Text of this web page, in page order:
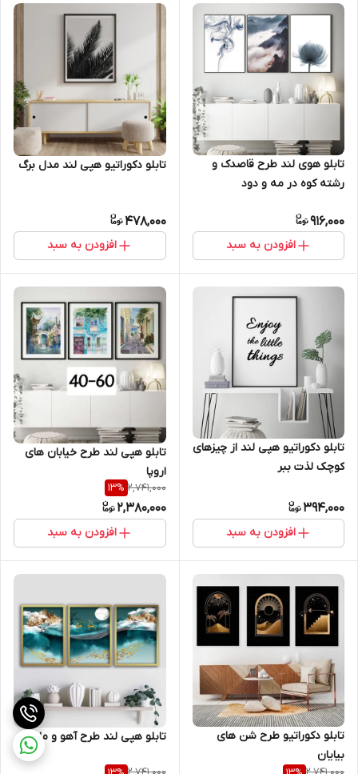
تابلو هوی لند طرح قاصدک و
رشته کوه در مه و دود
916,000
افزودن به سبد
تابلو دکوراتیو هپی لند مدل برگ
478,000
افزودن به سبد
تابلو دکوراتیو هپی لند از چیزهای
کوچک لذت ببر
394,000
افزودن به سبد
تابلو هپی لند طرح خیابان های
اروپا
2,741,000
13%
2,380,000
افزودن به سبد
تابلو دکوراتیو طرح شن های
بیایان
تابلو هپی لند طرح آهو و ماه